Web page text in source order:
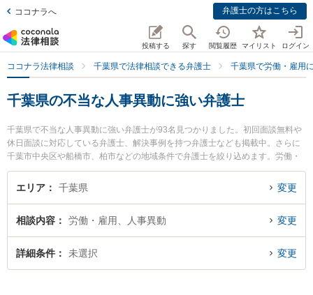
ココナラへ 弁護士の方はこちら
投稿する 探す 閲覧履歴 マイリスト ログイン
ココナラ法律相談 千葉県で法律相談できる弁護士 千葉県で労働・雇用
千葉県の不当な人事異動に強い弁護士
千葉県で不当な人事異動に強い弁護士が93名見つかりました。初回面談無料や
休日面談に対応している弁護士、解決事例を持つ弁護士なども掲載中。さらに
千葉市中央区や船橋市、柏市などの地域条件で弁護士を絞り込めます。労働・
雇用に関係する不当解雇や退職勧奨、内定取消等の細かな分野での絞り込み検
索もでき便利です。特にベリーベスト法律事務所 柏オフィスの荒永 知大弁護士
されています。『千葉県で土日や夜間に発生した不当な人事異動のトラブルを
今すぐに弁護士に相談したい』『不当な人事異動のトラブル解決の実績豊富な
近くの弁護士を検索したい』『初回相談無料で不当な人事異動を法律相談でき
エリア 千葉県 変更
相談内容 労働・雇用、人事異動 変更
詳細条件 未選択 変更